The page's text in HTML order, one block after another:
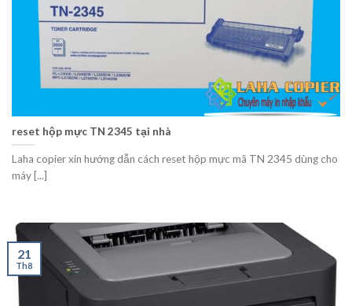
reset hộp mực TN 2345 tại nhà
Laha copier xin hướng dẫn cách reset hộp mực mã TN 2345 dùng cho
máy [...]
21
Th8